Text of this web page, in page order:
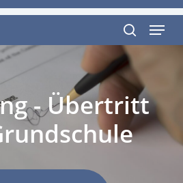
search
Menu
- Übertritt
Close